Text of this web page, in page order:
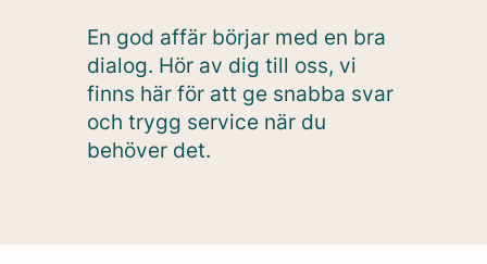
En god affär börjar med en bra
dialog. Hör av dig till oss, vi
finns här för att ge snabba svar
och trygg service när du
behöver det.